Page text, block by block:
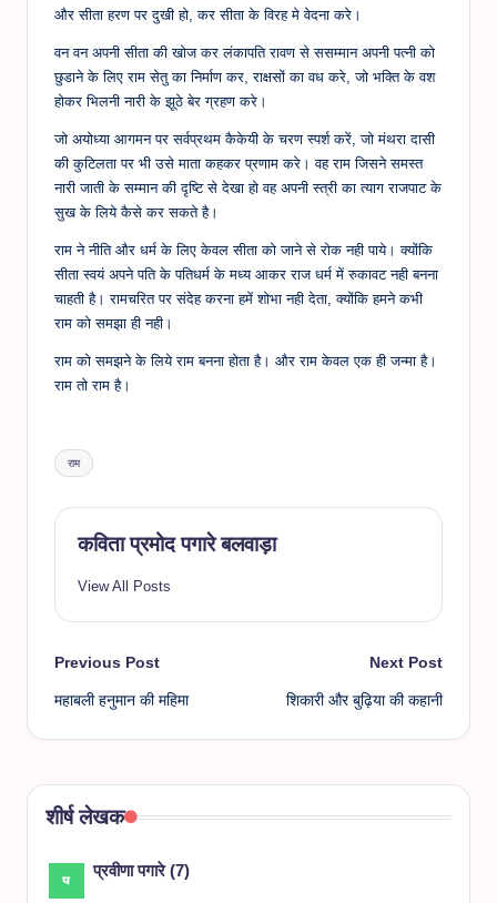
और सीता हरण पर दुखी हो, कर सीता के विरह मे वेदना करे।
वन वन अपनी सीता की खोज कर लंकापति रावण से ससम्मान अपनी पत्नी को
छुडाने के लिए राम सेतु का निर्माण कर, राक्षसों का वध करे, जो भक्ति के वश
होकर भिलनी नारी के झूठे बेर ग्रहण करे।
जो अयोध्या आगमन पर सर्वप्रथम कैकेयी के चरण स्पर्श करें, जो मंथरा दासी
की कुटिलता पर भी उसे माता कहकर प्रणाम करे। वह राम जिसने समस्त
नारी जाती के सम्मान की दृष्टि से देखा हो वह अपनी स्त्री का त्याग राजपाट के
सुख के लिये कैसे कर सकते है।
राम ने नीति और धर्म के लिए केवल सीता को जाने से रोक नही पाये। क्योंकि
सीता स्वयं अपने पति के पतिधर्म के मध्य आकर राज धर्म में रुकावट नही बनना
चाहती है। रामचरित पर संदेह करना हमें शोभा नही देता, क्योंकि हमने कभी
राम को समझा ही नही।
राम को समझने के लिये राम बनना होता है। और राम केवल एक ही जन्मा है।
राम तो राम है।
Tags:
राम
कविता प्रमोद पगारे बलवाड़ा
View All Posts
Post
navigation
Previous Post
महाबली हनुमान की महिमा
Next Post
शिकारी और बुढ़िया की कहानी
शीर्ष लेखक
प्रवीणा पगारे(7)